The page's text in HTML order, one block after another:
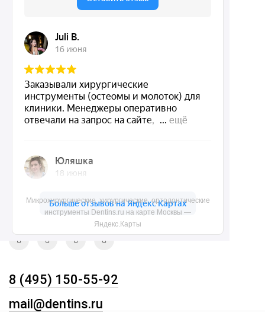
Микрохирургические, хирургические, ортодонтические
инструменты Dentins.ru на карте Москвы —
Яндекс.Карты
Dentins.ru
Акции
О нас
Политика конфиденциальности
Карта сайта
Контакты
8 (495) 150-55-92
mail@dentins.ru